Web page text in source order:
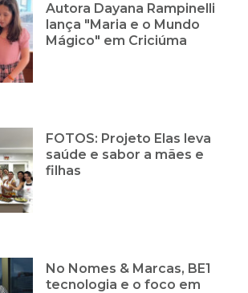
Autora Dayana Rampinelli
lança "Maria e o Mundo
Mágico" em Criciúma
FOTOS: Projeto Elas leva
saúde e sabor a mães e
filhas
No Nomes & Marcas, BE1
tecnologia e o foco em